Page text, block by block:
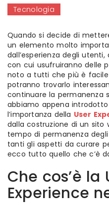
Tecnologia
Quando si decide di
un elemento molto
dall’esperienza degli
con cui usufruiranno delle
noto a tutti che più è
potranno trovarlo
continuare la permanenza
abbiamo appena
l’importanza della User
dalla costruzione di un sito
tempo di permanenza
tanti gli aspetti da curare
ecco tutto quello che c’è
Che cos’è la
Experience